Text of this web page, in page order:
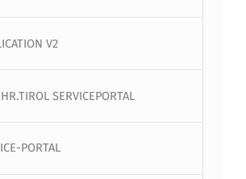
V2
SERVICEPORTAL
PORTAL